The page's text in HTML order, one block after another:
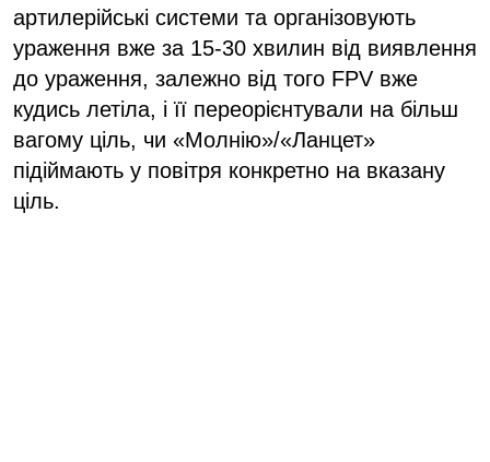
артилерійські системи та організовують
ураження вже за 15-30 хвилин від виявлення
до ураження, залежно від того FPV вже
кудись летіла, і її переорієнтували на більш
вагому ціль, чи «Молнію»/«Ланцет»
підіймають у повітря конкретно на вказану
ціль.